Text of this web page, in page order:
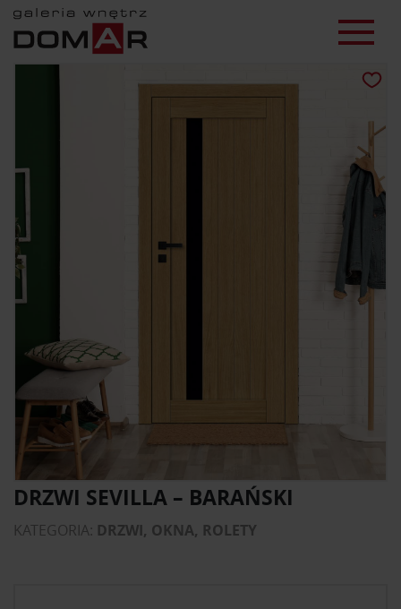
DRZWI SEVILLA – BARAŃSKI
KATEGORIA: DRZWI, OKNA, ROLETY